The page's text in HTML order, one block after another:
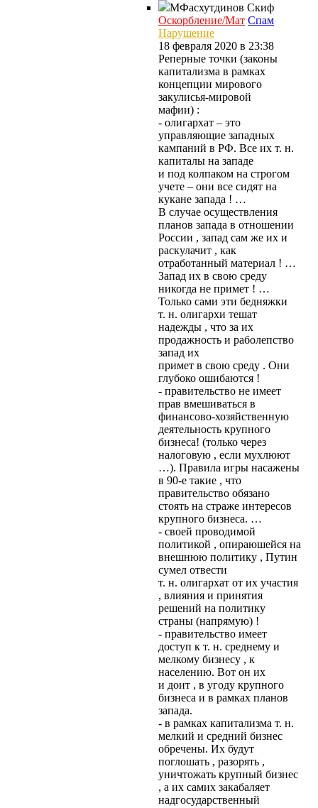
МФасхутдинов Скиф
Оскорбление/Мат Спам
Нарушение
18 февраля 2020 в 23:38
Реперные точки (законы
капитализма в рамках
концепции мирового
закулисья-мировой
мафии) :
- олигархат – это
управляющие западных
кампаний в РФ. Все их т. н.
капиталы на западе
и под колпаком на строгом
учете – они все сидят на
кукане запада ! …
В случае осуществления
планов запада в отношении
России , запад сам же их и
раскулачит , как
отработанный материал ! …
Запад их в свою среду
никогда не примет ! …
Только сами эти бедняжки
т. н. олигархи тешат
надежды , что за их
продажность и раболепство
запад их
примет в свою среду . Они
глубоко ошибаются !
- правительство не имеет
прав вмешиваться в
финансово-хозяйственную
деятельность крупного
бизнеса! (только через
налоговую , если мухлюют
…). Правила игры насажены
в 90-е такие , что
правительство обязано
стоять на страже интересов
крупного бизнеса. …
- своей проводимой
политикой , опираюшейся на
внешнюю политику , Путин
сумел отвести
т. н. олигархат от их участия
, влияния и принятия
решений на политику
страны (напрямую) !
- правительство имеет
доступ к т. н. среднему и
мелкому бизнесу , к
населению. Вот он их
и доит , в угоду крупного
бизнеса и в рамках планов
запада.
- в рамках капитализма т. н.
мелкий и средний бизнес
обречены. Их будут
поглошать , разорять ,
уничтожать крупный бизнес
, а их самих закабаляет
надгосударственный